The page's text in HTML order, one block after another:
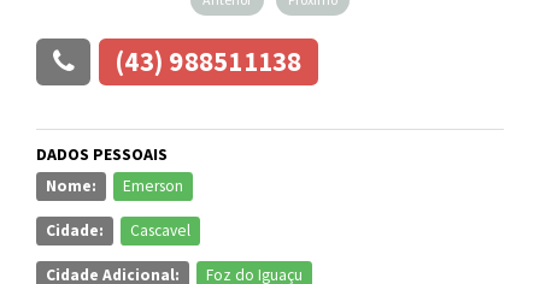
(43) 988511138
DADOS PESSOAIS
Nome: Emerson
Cidade: Cascavel
Cidade Adicional: Foz do Iguaçu